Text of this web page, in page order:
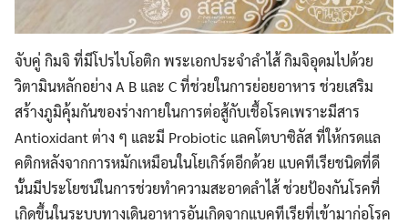
จับคู่ กิมจิ ที่มีโปรไบโอติก พระเอกประจำลำไส้ กิมจิอุดมไปด้วย
วิตามินหลักอย่าง A B และ C ที่ช่วยในการย่อยอาหาร ช่วยเสริม
สร้างภูมิคุ้มกันของร่างกายในการต่อสู้กับเชื้อโรคเพราะมีสาร
Antioxidant ต่าง ๆ และมี Probiotic แลคโตบาซิลัส ที่ให้กรดแล
คติกหลังจากการหมักเหมือนในโยเกิร์ตอีกด้วย แบคทีเรียชนิดที่ดี
นั้นมีประโยชน์ในการช่วยทำความสะอาดลำไส้ ช่วยป้องกันโรคที่
เกิดขึ้นในระบบทางเดินอาหารอันเกิดจากแบคทีเรียที่เข้ามาก่อโรค